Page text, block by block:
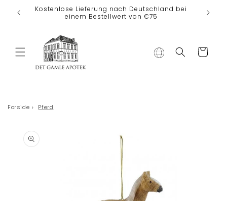
Direkt zum
Inhalt
Kostenlose Lieferung nach Deutschland bei
einem Bestellwert von €75
Warenkorb
Forside › Pferd